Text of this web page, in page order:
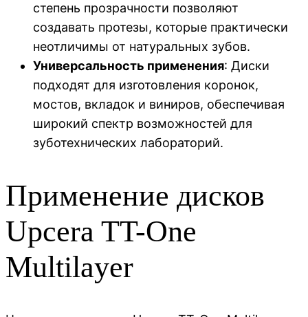
степень прозрачности позволяют
создавать протезы, которые практически
неотличимы от натуральных зубов.
Универсальность применения: Диски
подходят для изготовления коронок,
мостов, вкладок и виниров, обеспечивая
широкий спектр возможностей для
зуботехнических лабораторий.
Применение дисков
Upcera TT-One
Multilayer